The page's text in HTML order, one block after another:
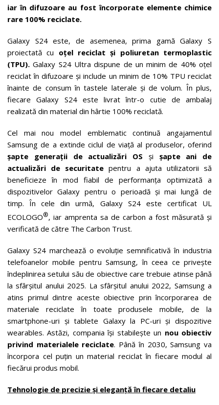
iar în difuzoare au fost încorporate elemente chimice
rare 100% reciclate.
Galaxy S24 este, de asemenea, prima gamă Galaxy S
proiectată cu oțel reciclat și poliuretan termoplastic
(TPU).Galaxy S24 Ultra dispune de un minim de 40% oțel
reciclat în difuzoare și include un minim de 10% TPU reciclat
înainte de consum în tastele laterale și de volum. În plus,
fiecare Galaxy S24 este livrat într-o cutie de ambalaj
realizată din material din hârtie 100% reciclată.
Cel mai nou model emblematic continuă angajamentul
Samsung de a extinde ciclul de viață al produselor, oferind
șapte generații de actualizări OS și șapte ani de
actualizări de securitatepentru a ajuta utilizatorii să
beneficieze în mod fiabil de performanța optimizată a
dispozitivelor Galaxy pentru o perioadă și mai lungă de
timp.
În cele din urmă, Galaxy S24 este certificat UL
ECOLOGO®, iar amprenta sa de carbon a fost măsurată și
verificată de către The Carbon Trust.
Galaxy S24 marchează o evoluție semnificativă în industria
telefoanelor mobile pentru Samsung, în ceea ce privește
îndeplinirea setului său de obiective care trebuie atinse până
la sfârșitul anului 2025. La sfârșitul anului 2022, Samsung a
atins primul dintre aceste obiective prin încorporarea de
materiale reciclate în toate produsele mobile, de la
smartphone-uri și tablete Galaxy la PC-uri și dispozitive
wearables. Astăzi, compania își stabilește un nou obiectiv
privind materialele reciclate. Până în 2030, Samsung va
încorpora cel puțin un material reciclat în fiecare modul al
fiecărui produs mobil.
Tehnologie de precizie și eleganță în fiecare detaliu